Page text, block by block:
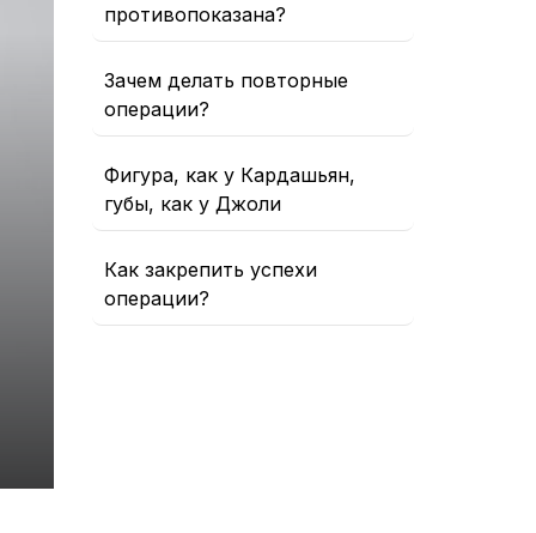
противопоказана?
Зачем делать повторные
операции?
Фигура, как у Кардашьян,
губы, как у Джоли
Как закрепить успехи
операции?